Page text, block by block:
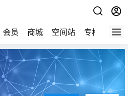
会员 商城 空间站 专栏